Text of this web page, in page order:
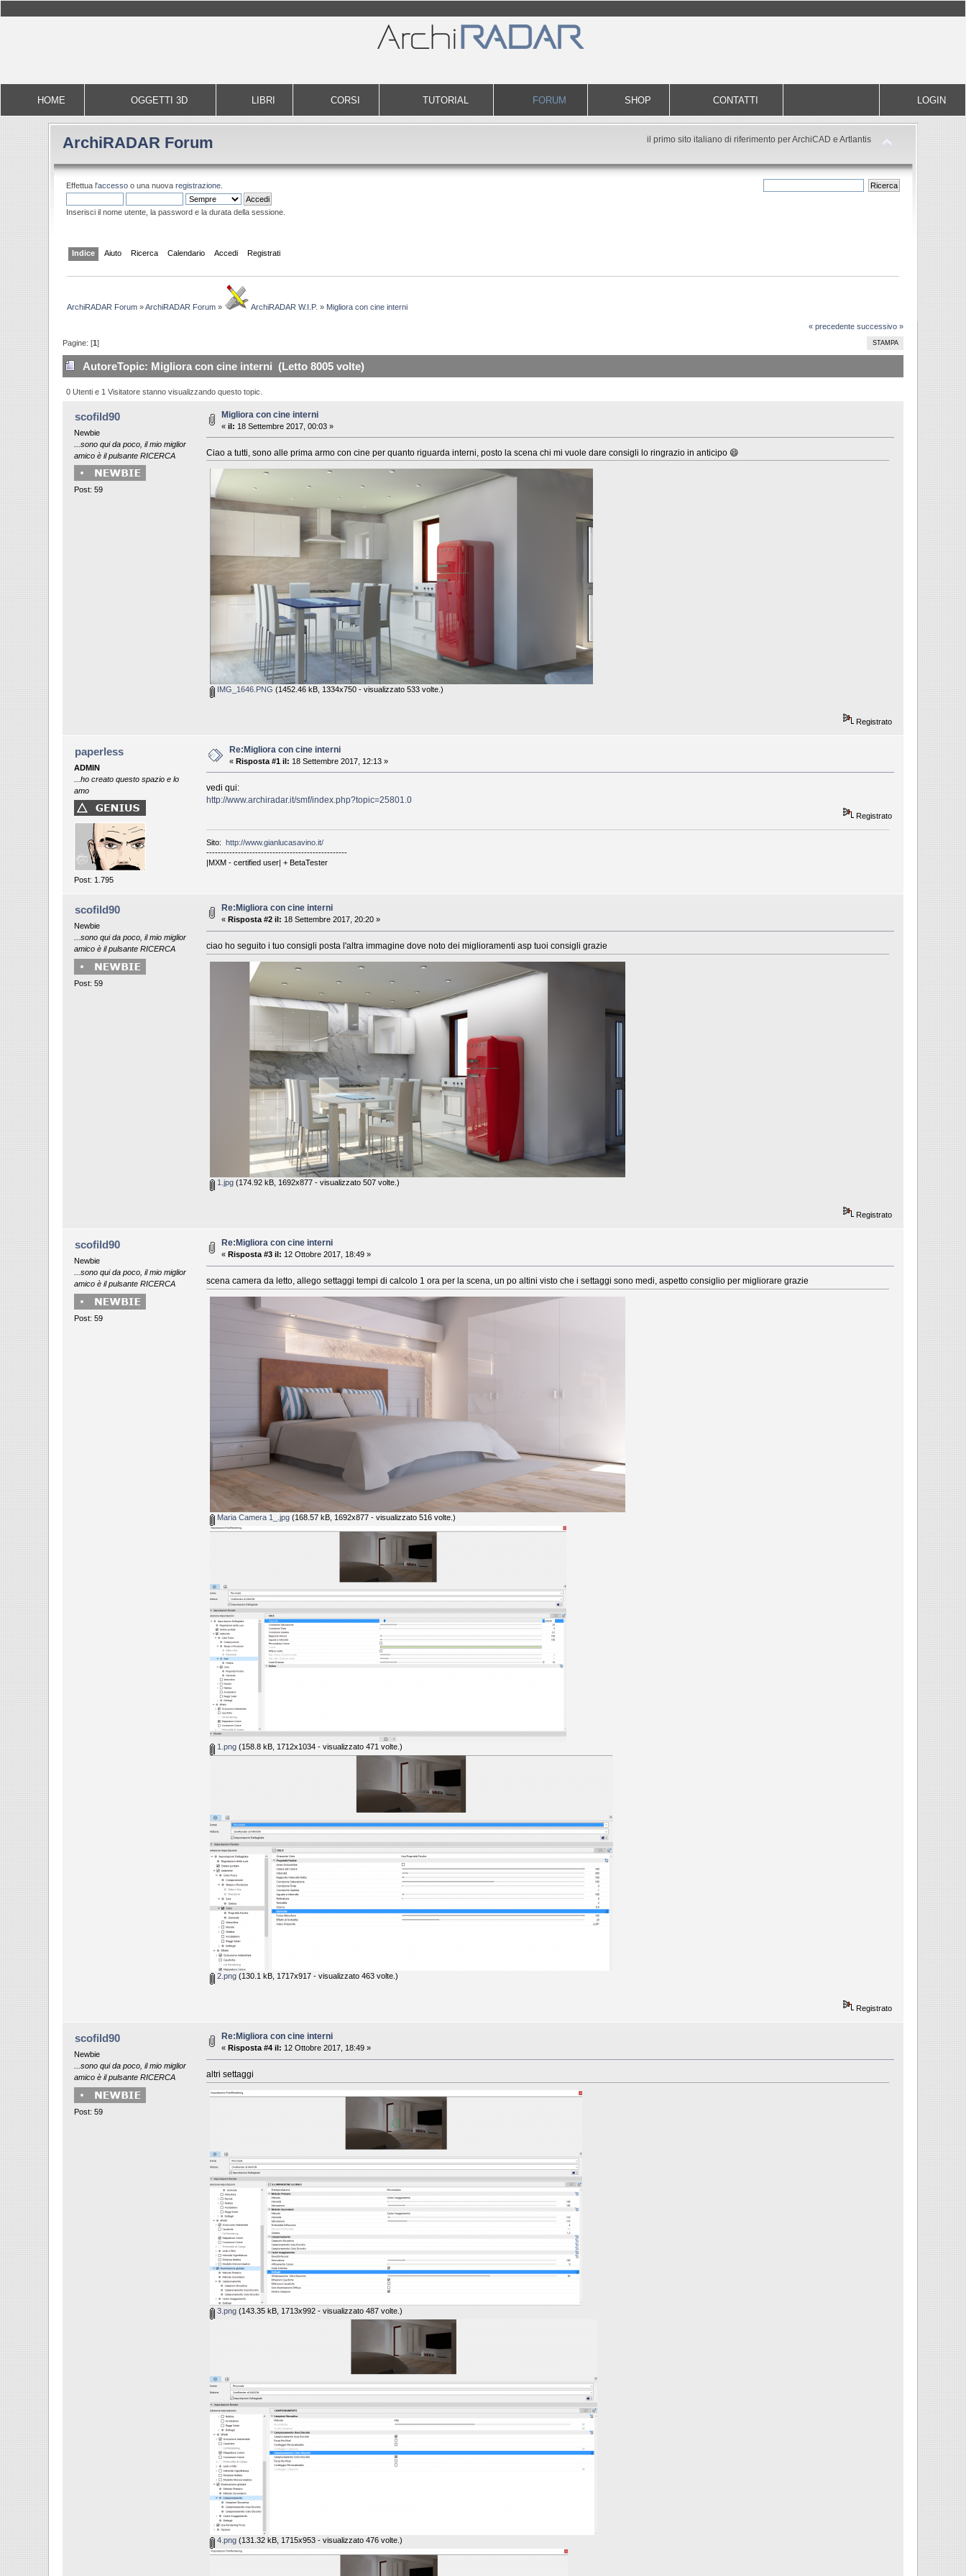
HOME OGGETTI 3D LIBRI CORSI TUTORIAL FORUM SHOP CONTATTI LOGIN
ArchiRADAR Forum il primo sito italiano di riferimento per ArchiCAD e Artlantis
Effettua l'accesso o una nuovaregistrazione.
Inserisci il nome utente, la password e la durata della sessione.
Indice Aiuto Ricerca Calendario Accedi Registrati
ArchiRADAR Forum »ArchiRADAR Forum » ArchiRADAR W.I.P. » Migliora con cine interni
« precedente successivo »
STAMPA
Pagine: [1]
AutoreTopic: Migliora con cine interni (Letto 8005 volte)
0 Utenti e 1 Visitatore stanno visualizzando questo topic.
scofild90
Newbie
...sono qui da poco, il mio miglior
amico è il pulsante RICERCA
Post: 59
Migliora con cine interni
«il: 18 Settembre 2017, 00:03 »
Ciao a tutti, sono alle prima armo con cine per quanto riguarda interni, posto la scena chi mi vuole dare consigli lo ringrazio in anticipo 😄
IMG_1646.PNG (1452.46 kB, 1334x750 - visualizzato 533 volte.)
Registrato
paperless
ADMIN
...ho creato questo spazio e lo
amo
Post: 1.795
Re:Migliora con cine interni
«Risposta #1 il: 18 Settembre 2017, 12:13 »
vedi qui:
http://www.archiradar.it/smf/index.php?topic=25801.0
Registrato
Sito: http://www.gianlucasavino.it/
-------------------------------------------------
|MXM - certified user| + BetaTester
scofild90
Newbie
...sono qui da poco, il mio miglior
amico è il pulsante RICERCA
Post: 59
Re:Migliora con cine interni
« Risposta #2 il: 18 Settembre 2017, 20:20 »
ciao ho seguito i tuo consigli posta l'altra immagine dove noto dei miglioramenti asp tuoi consigli grazie
1.jpg (174.92 kB, 1692x877 - visualizzato 507 volte.)
Registrato
scofild90
Newbie
...sono qui da poco, il mio miglior
amico è il pulsante RICERCA
Post: 59
Re:Migliora con cine interni
« Risposta #3 il: 12 Ottobre 2017, 18:49 »
scena camera da letto, allego settaggi tempi di calcolo 1 ora per la scena, un po altini visto che i settaggi sono medi, aspetto consiglio per migliorare grazie
Maria Camera 1_.jpg (168.57 kB, 1692x877 - visualizzato 516 volte.)
1.png (158.8 kB, 1712x1034 - visualizzato 471 volte.)
2.png (130.1 kB, 1717x917 - visualizzato 463 volte.)
Registrato
scofild90
Newbie
...sono qui da poco, il mio miglior
amico è il pulsante RICERCA
Post: 59
Re:Migliora con cine interni
« Risposta #4 il: 12 Ottobre 2017, 18:49 »
altri settaggi
3.png (143.35 kB, 1713x992 - visualizzato 487 volte.)
4.png (131.32 kB, 1715x953 - visualizzato 476 volte.)